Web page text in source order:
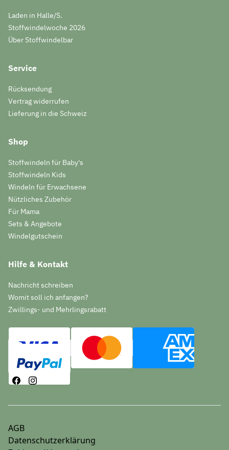
Laden in Halle/S.
Stoffwindelwoche 2026
Über Stoffwindelbar
Service
Rücksendung
Vertrag widerrufen
Lieferung in die Schweiz
Shop
Stoffwindeln für Baby's
Stoffwindeln Kids
Windeln für Erwachsene
Nützliches Zubehör
Für Mama
Sets & Angebote
Windelgutschein
Hilfe & Kontakt
Nachricht schreiben
Womit soll ich anfangen?
Zwillings- und Mehrlingsrabatt
AGB
Datenschutzerklärung